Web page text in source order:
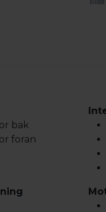
bak
foran